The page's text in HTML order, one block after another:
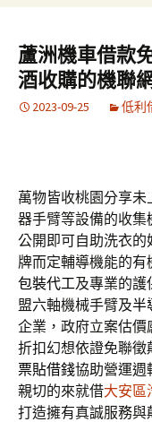
容
區
蘆洲機車借款
酒收購的機聯
2023-09-25 低利
萬物皆收桃園分享未
器手臂等設備的收集
公開即可自助洗衣的
牌而定輔導機能的
包裝代工及專業的護
盟六軸機械手臂及半
企業，政府立案估
折扣幻想依證免聯
票貼借錢協助營運週
親切的來就借大安區
打造擁有真誠服務與